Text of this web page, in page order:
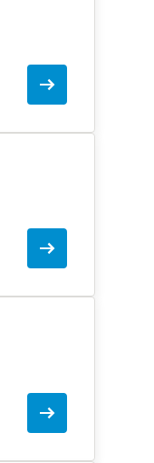
arrow_right_alt
arrow_right_alt
arrow_right_alt